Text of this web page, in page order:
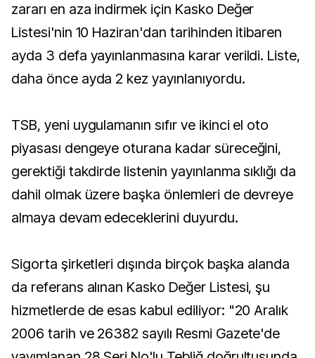
zararı en aza indirmek için Kasko Değer
Listesi'nin 10 Haziran'dan tarihinden itibaren
ayda 3 defa yayınlanmasına karar verildi. Liste,
daha önce ayda 2 kez yayınlanıyordu.
TSB, yeni uygulamanın sıfır ve ikinci el oto
piyasası dengeye oturana kadar süreceğini,
gerektiği takdirde listenin yayınlanma sıklığı da
dahil olmak üzere başka önlemleri de devreye
almaya devam edeceklerini duyurdu.
Sigorta şirketleri dışında birçok başka alanda
da referans alınan Kasko Değer Listesi, şu
hizmetlerde de esas kabul ediliyor: "20 Aralık
2006 tarih ve 26382 sayılı Resmi Gazete'de